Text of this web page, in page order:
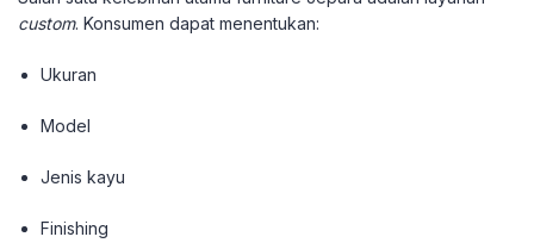
custom. Konsumen dapat menentukan:
Ukuran
Model
Jenis kayu
Finishing